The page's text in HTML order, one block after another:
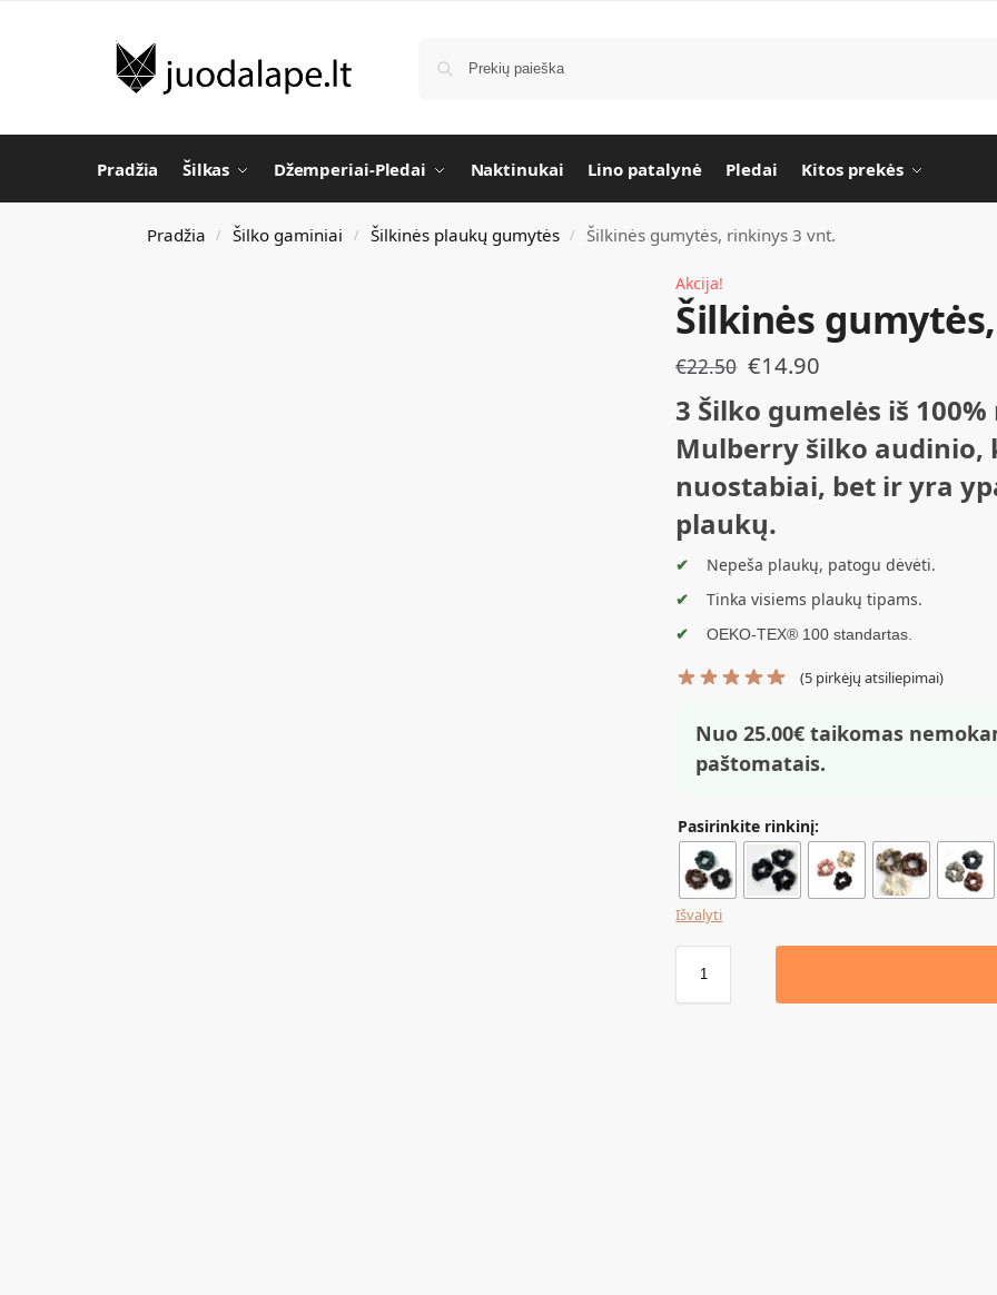
Pradžia Šilkas Džemperiai-Pledai Naktinukai Lino patalynė Pledai Kitos prekės
Pradžia / Šilko gaminiai / Šilkinės plaukų gumytės / Šilkinės gumytės, rinkinys 3 vnt.
Akcija!
Šilkinės
€22.50 €14.90
3 Šilko gumelės iš
Mulberry šilko audinio,
nuostabiai, bet ir yra
plaukų.
Nepeša plaukų, patogu dėvėti.
Tinka visiems plaukų tipams.
OEKO-TEX® 100 standartas.
(5 pirkėjų atsiliepimai)
Nuo 25.00€ taikomas
paštomatais.
Pasirinkite rinkinį:
Išvalyti